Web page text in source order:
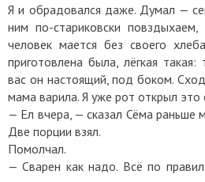
Я и обрадовался даже. Думал —
ним по-стариковски
человек мается без своего
приготовлена была, лёгкая
вас он настоящий, под боком.
мама варила. Я уже рот открыл это
— Ел вчера, — сказал Сёма раньше
Две порции взял.
Помолчал.
— Сварен как надо. Всё по